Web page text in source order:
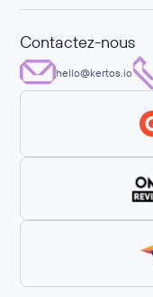
Contactez-nous
hello@kertos.io